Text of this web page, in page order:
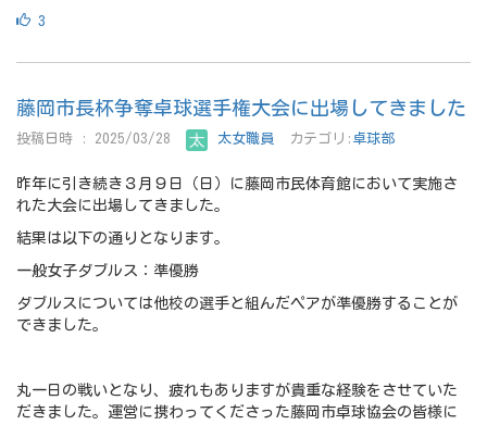
3
藤岡市長杯争奪卓球選手権大会に出場してきました
投稿日時 : 2025/03/28 太女職員 カテゴリ: 卓球部
昨年に引き続き３月９日（日）に藤岡市民体育館において実施さ
れた大会に出場してきました。
結果は以下の通りとなります。
一般女子ダブルス：準優勝
ダブルスについては他校の選手と組んだペアが準優勝することが
できました。
丸一日の戦いとなり、疲れもありますが貴重な経験をさせていた
だきました。運営に携わってくださった藤岡市卓球協会の皆様に